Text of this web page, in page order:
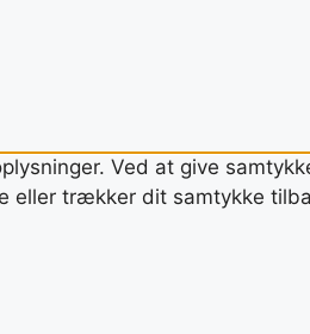
Ved at give
trækker dit samtykke